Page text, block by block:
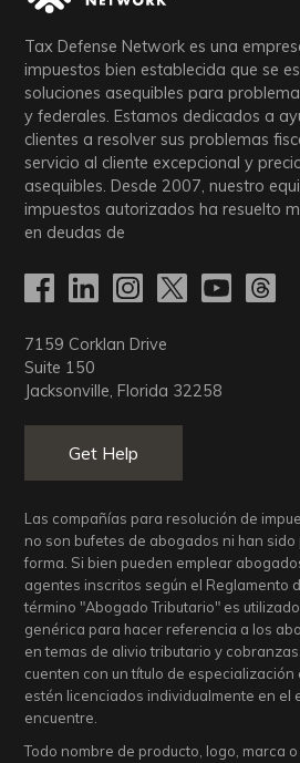
s
p
a
g
i
a
t
i
o
n
Tax Defense Network es una
impuestos bien establecida que se
soluciones asequibles para
y federales. Estamos dedicados a
clientes a resolver sus problemas
servicio al cliente excepcional y
asequibles. Desde 2007, nuestro
impuestos autorizados ha resuelto
en deudas de
7159 Corklan Drive
Suite 150
Jacksonville, Florida 32258
Get Help
Las compañías para resolución de
no son bufetes de abogados ni han
forma. Si bien pueden emplear
agentes inscritos según el Reglamento
término "Abogado Tributario" es
genérica para hacer referencia a los
en temas de alivio tributario y
cuenten con un título de especialización
estén licenciados individualmente en el
encuentre.
Todo nombre de producto, logo, marca